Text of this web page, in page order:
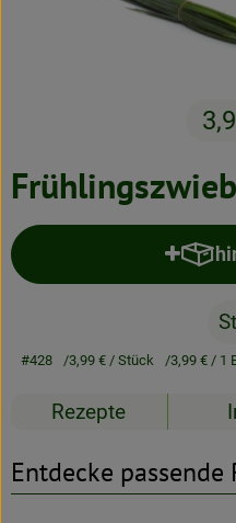
Obst & Gemüse
Getränke
Rezeptarchiv
#428 3,99 € / Stück 3,99 € / 1
Rezepte
Entdecke passende